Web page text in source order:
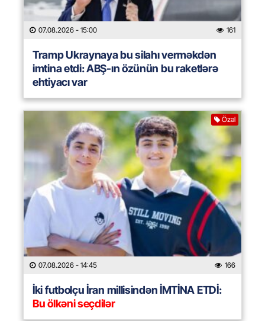
07.08.2026 - 15:00 161
Tramp Ukraynaya bu silahı verməkdən
imtina etdi: ABŞ-ın özünün bu raketlərə
ehtiyacı var
Özəl
07.08.2026 - 14:45 166
İki futbolçu İran millisindən İMTİNA ETDİ:
Bu ölkəni seçdilər